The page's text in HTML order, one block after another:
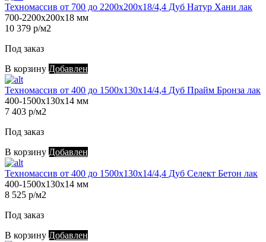
Техномассив от 700 до 2200х200х18/4,4 Дуб Натур Хани лак
700-2200х200х18 мм
10 379 р/м2
Под заказ
В корзину Добавлен
Техномассив от 400 до 1500х130х14/4,4 Дуб Прайм Бронза лак
400-1500х130х14 мм
7 403 р/м2
Под заказ
В корзину Добавлен
Техномассив от 400 до 1500х130х14/4,4 Дуб Селект Бетон лак
400-1500х130х14 мм
8 525 р/м2
Под заказ
В корзину Добавлен